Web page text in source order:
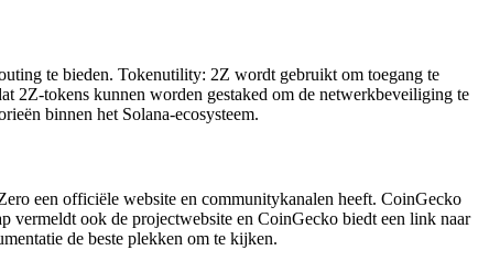
te bieden. Tokenutility: 2Z wordt gebruikt om toegang te
2Z-tokens kunnen worden gestaked om de netwerkbeveiliging te
binnen het Solana-ecosysteem.
een officiële website en communitykanalen heeft. CoinGecko
vermeldt ook de projectwebsite en CoinGecko biedt een link naar
de beste plekken om te kijken.